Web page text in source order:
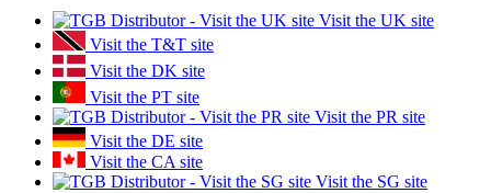
Visit the UK site
Visit the T&T site
Visit the DK site
Visit the PT site
Visit the PR site
Visit the DE site
Visit the CA site
Visit the SG site